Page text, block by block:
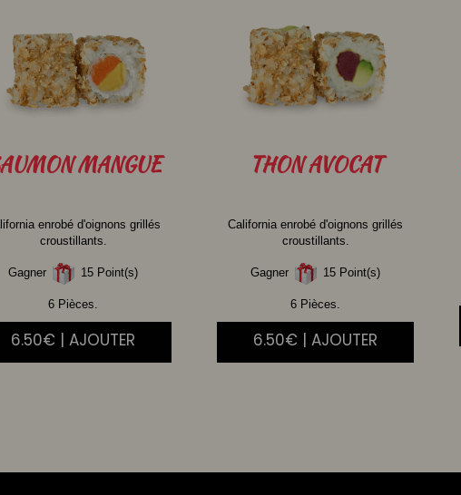
MANGUE
enrobé d'oignons grillés
croustillants.
Gagner 15 Point(s)
6 Pièces.
6.50€ | AJOUTER
THONAVOCAT
California enrobé d'oignons grillés
croustillants.
Gagner 15 Point(s)
6 Pièces.
6.50€ | AJOUTER